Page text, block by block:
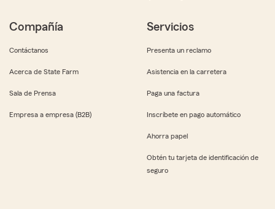
Compañía
Contáctanos
Acerca de State Farm
Sala de Prensa
Empresa a empresa (B2B)
Servicios
Presenta un reclamo
Asistencia en la carretera
Paga una factura
Inscríbete en pago automático
Ahorra papel
Obtén tu tarjeta de identificación de
seguro